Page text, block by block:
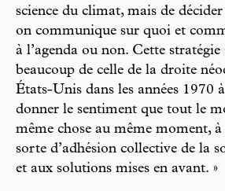
science du climat, mais de
on communique sur quoi et
à l’agenda ou non. Cette stratégie
beaucoup de celle de la droite
États-Unis dans les années 1970
donner le sentiment que tout le
même chose au même moment,
sorte d’adhésion collective de la
et aux solutions mises en avant. »